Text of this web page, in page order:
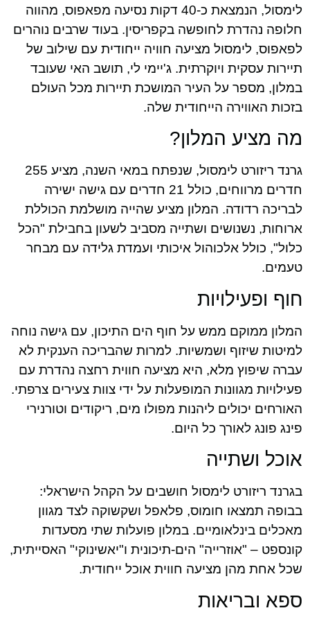
לימסול, הנמצאת כ-40 דקות נסיעה מפאפוס, מהווה
חלופה נהדרת לחופשה בקפריסין. בעוד שרבים נוהרים
לפאפוס, לימסול מציעה חוויה ייחודית עם שילוב של
תיירות עסקית ויוקרתית. ג'יימי לי, תושב האי שעובד
במלון, מספר על העיר המושכת תיירות מכל העולם
בזכות האווירה הייחודית שלה.
מה מציע המלון?
גרנד ריזורט לימסול, שנפתח במאי השנה, מציע 255
חדרים מרווחים, כולל 21 חדרים עם גישה ישירה
לבריכה רדודה. המלון מציע שהייה מושלמת הכוללת
ארוחות, נשנושים ושתייה מסביב לשעון בחבילת "הכל
כלול", כולל אלכוהול איכותי ועמדת גלידה עם מבחר
טעמים.
חוף ופעילויות
המלון ממוקם ממש על חוף הים התיכון, עם גישה נוחה
למיטות שיזוף ושמשיות. למרות שהבריכה הענקית לא
עברה שיפוץ מלא, היא מציעה חווית רחצה נהדרת עם
פעילויות מגוונות המופעלות על ידי צוות צעירים צרפתי.
האורחים יכולים ליהנות מפולו מים, ריקודים וטורנירי
פינג פונג לאורך כל היום.
אוכל ושתייה
בגרנד ריזורט לימסול חושבים על הקהל הישראלי:
בבופה תמצאו חומוס, פלאפל ושקשוקה לצד מגוון
מאכלים בינלאומיים. במלון פועלות שתי מסעדות
קונספט – "אוזרייה" הים-תיכונית ו"יאשינוקי" האסייתית,
שכל אחת מהן מציעה חווית אוכל ייחודית.
ספא ובריאות